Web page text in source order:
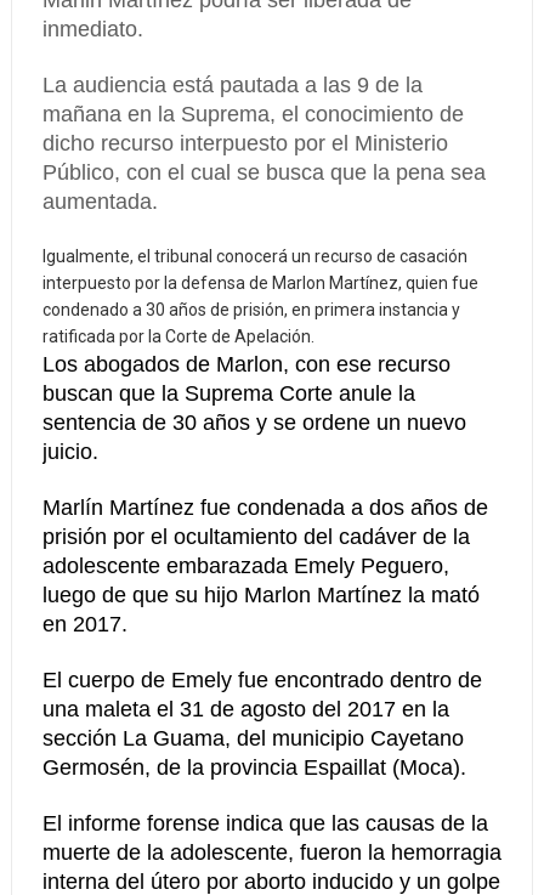
inmediato.
La audiencia está pautada a las 9 de la
mañana en la Suprema, el conocimiento de
dicho recurso interpuesto por el Ministerio
Público, con el cual se busca que la pena sea
aumentada.
Igualmente, el tribunal conocerá un recurso de casación
interpuesto por la defensa de Marlon Martínez, quien fue
condenado a 30 años de prisión, en primera instancia y
ratificada por la Corte de Apelación.
Los abogados de Marlon, con ese recurso
buscan que la Suprema Corte anule la
sentencia de 30 años y se ordene un nuevo
juicio.
Marlín Martínez fue condenada a dos años de
prisión por el ocultamiento del cadáver de la
adolescente embarazada Emely Peguero,
luego de que su hijo Marlon Martínez la mató
en 2017.
El cuerpo de Emely fue encontrado dentro de
una maleta el 31 de agosto del 2017 en la
sección La Guama, del municipio Cayetano
Germosén, de la provincia Espaillat (Moca).
El informe forense indica que las causas de la
muerte de la adolescente, fueron la hemorragia
interna del útero por aborto inducido y un golpe